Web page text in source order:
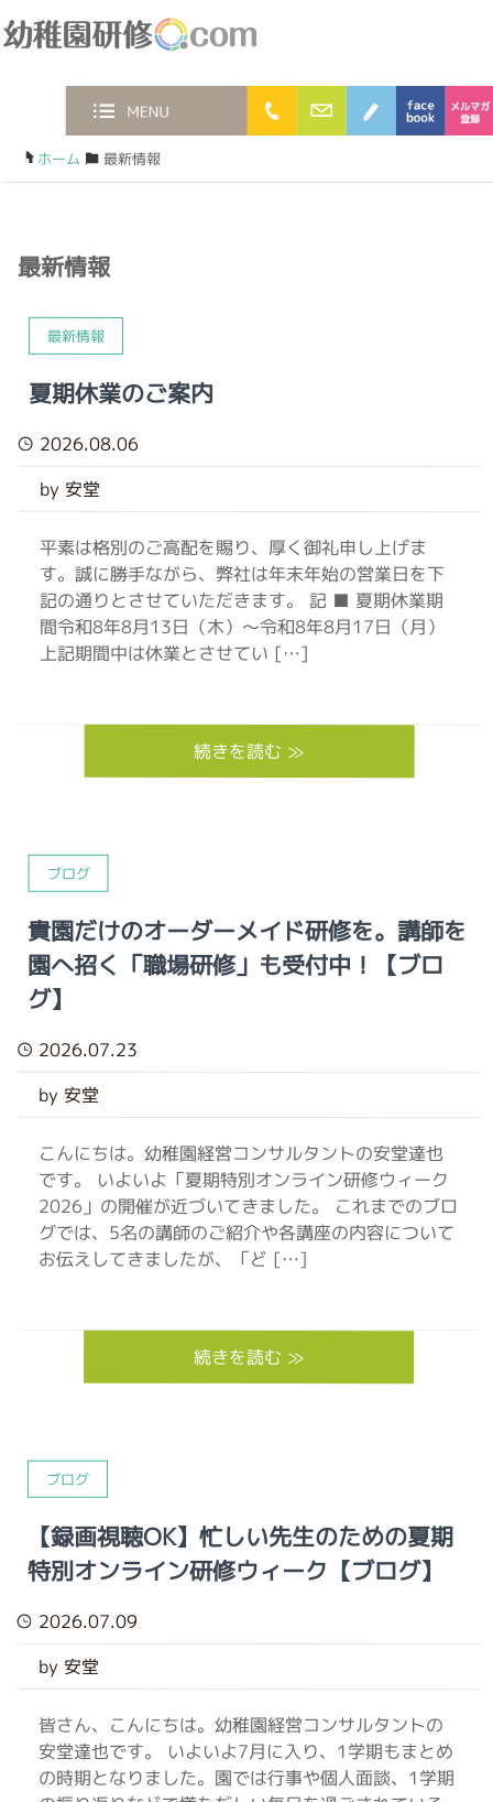
MENU 0120-36-2023
お問合わせフォー
ブログ
ホーム / 最新情報
最新情報
最新情報
夏期休業のご案内
2026.08.06
by 安堂
平素は格別のご高配を賜り、厚く御礼申し上げま
す。誠に勝手ながら、弊社は年末年始の営業日を下
記の通りとさせていただきます。 記 ■ 夏期休業期
間令和8年8月13日（木）～令和8年8月17日（月）
上記期間中は休業とさせてい […]
続きを読む ≫
ブログ
貴園だけのオーダーメイド研修を。講師を
園へ招く「職場研修」も受付中！【ブロ
グ】
2026.07.23
by 安堂
こんにちは。幼稚園経営コンサルタントの安堂達也
です。 いよいよ「夏期特別オンライン研修ウィーク
2026」の開催が近づいてきました。 これまでのブロ
グでは、5名の講師のご紹介や各講座の内容について
お伝えしてきましたが、「ど […]
続きを読む ≫
ブログ
【録画視聴OK】忙しい先生のための夏期
特別オンライン研修ウィーク【ブログ】
2026.07.09
by 安堂
皆さん、こんにちは。幼稚園経営コンサルタントの
安堂達也です。 いよいよ7月に入り、1学期もまとめ
の時期となりました。園では行事や個人面談、1学期